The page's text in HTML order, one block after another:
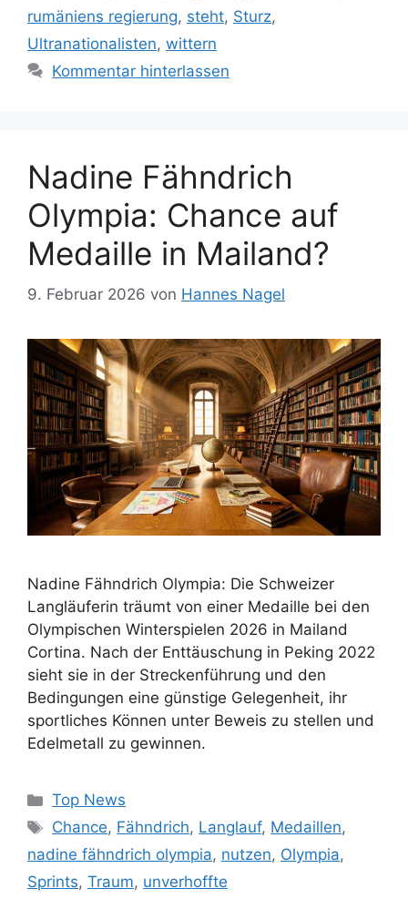
rumäniens regierung, steht, Sturz,
Ultranationalisten, wittern
Kommentar hinterlassen
Nadine Fähndrich
Olympia: Chance auf
Medaille in Mailand?
9. Februar 2026 von Hannes Nagel
Nadine Fähndrich Olympia: Die Schweizer
Langläuferin träumt von einer Medaille bei den
Olympischen Winterspielen 2026 in Mailand
Cortina. Nach der Enttäuschung in Peking 2022
sieht sie in der Streckenführung und den
Bedingungen eine günstige Gelegenheit, ihr
sportliches Können unter Beweis zu stellen und
Edelmetall zu gewinnen.
Kategorien
Top News
Schlagwörter
Chance, Fähndrich, Langlauf, Medaillen,
nadine fähndrich olympia, nutzen, Olympia,
Sprints, Traum, unverhoffte